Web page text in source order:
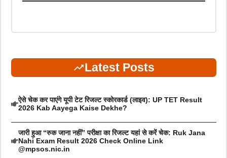
Latest Posts
ऐसे चेक कर पाएंगे यूपी टेट रिजल्ट स्कोरकार्ड (लाइव): UP TET Result
2026 Kab Aayega Kaise Dekhe?
जारी हुआ “रुक जाना नहीं” परीक्षा का रिजल्ट यहां से करें चेक: Ruk Jana
Nahi Exam Result 2026 Check Online Link
@mpsos.nic.in